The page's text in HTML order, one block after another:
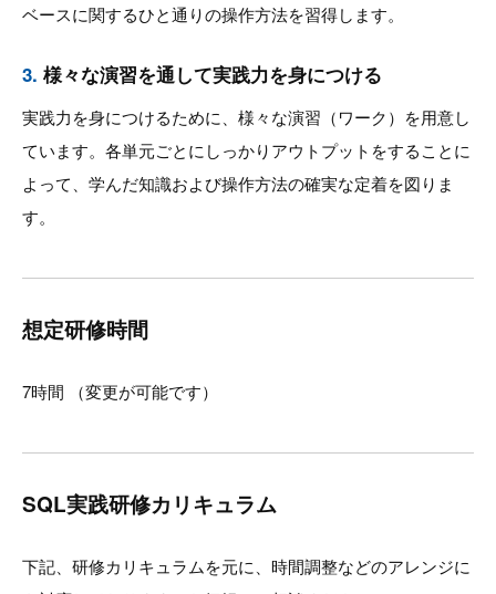
ベースに関するひと通りの操作方法を習得します。
3. 様々な演習を通して実践力を身につける
実践力を身につけるために、様々な演習（ワーク）を用意し
ています。各単元ごとにしっかりアウトプットをすることに
よって、学んだ知識および操作方法の確実な定着を図りま
す。
想定研修時間
7時間 （変更が可能です）
SQL実践研修カリキュラム
下記、研修カリキュラムを元に、時間調整などのアレンジに